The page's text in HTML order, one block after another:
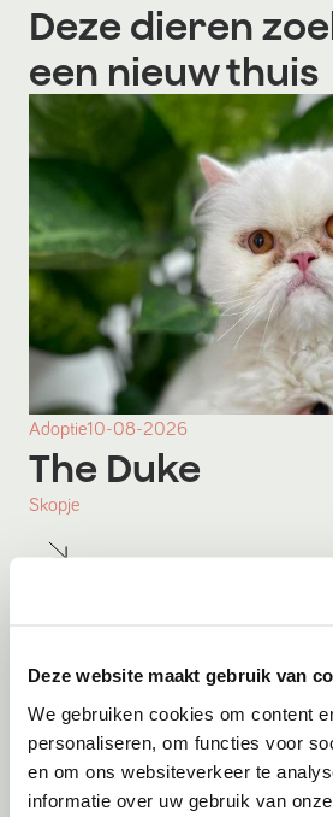
Deze website maakt gebruik van
We gebruiken cookies om content
personaliseren, om functies voor
en om ons websiteverkeer te
informatie over uw gebruik van
Deze dieren
een nieuw thuis
Adoptie10-08-2026
The Duke
Skopje